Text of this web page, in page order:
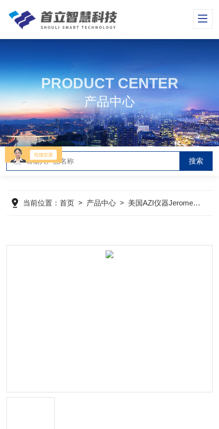
PRODUCT CENTER
产品中心
当前位置：首页 > 产品中心 > 美国AZI仪器Jerome环境检测仪器